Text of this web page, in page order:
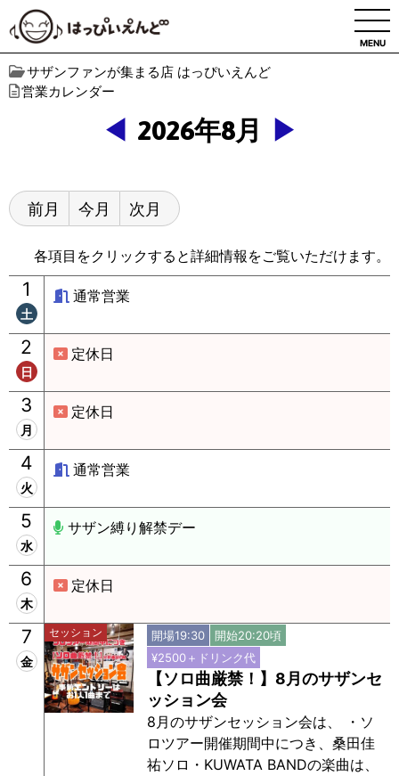
MENU
サザンファンが集まる店 はっぴいえんど
営業カレンダー
◀ 2026年8月 ▶
前月 今月 次月
各項目をクリックすると詳細情報をご覧いただけます。
1
土
通常営業
2
日
定休日
3
月
定休日
4
火
通常営業
5
水
サザン縛り解禁デー
6
木
定休日
7
金
セッション 開場19:30
開始20:20頃
¥2500＋ドリンク代
【ソロ曲厳禁！】8月のサザンセ
ッション会
8月のサザンセッション会は、 ・ソ
ロツアー開催期間中につき、桑田佳
祐ソロ・KUWATA BANDの楽曲は、